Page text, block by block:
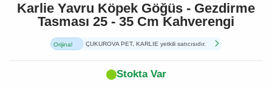
Karlie Yavru Köpek Göğüs - Gezdirme
Tasması 25 - 35 Cm Kahverengi
Orijinal
ÇUKUROVA PET, KARLIE yetkili satıcısıdır.
Stokta Var